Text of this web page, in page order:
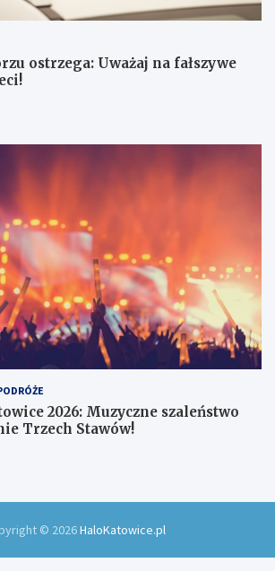
ostrzega: Uważaj na fałszywe
2026: Muzyczne szaleństwo
Trzech Stawów!
© 2026HaloKatowice.pl